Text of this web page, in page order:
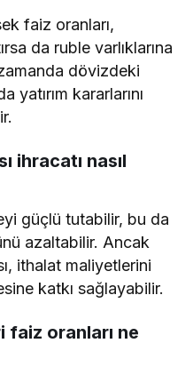
faiz oranları,
da ruble varlıklarına
dövizdeki
yatırım kararlarını
ihracatı nasıl
güçlü tutabilir, bu da
azaltabilir. Ancak
ithalat maliyetlerini
katkı sağlayabilir.
faiz oranları ne